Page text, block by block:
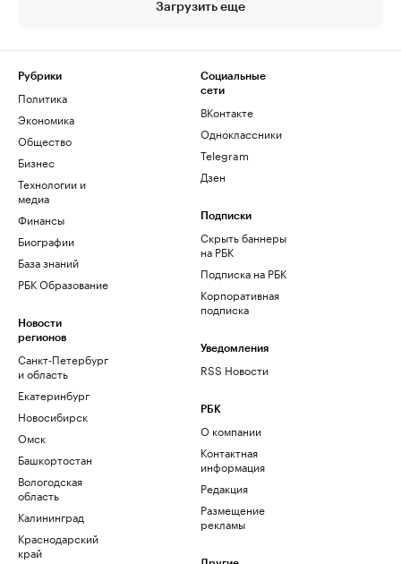
Загрузить еще
Рубрики
Политика
Экономика
Общество
Бизнес
Технологии и
медиа
Финансы
Биографии
База знаний
РБК Образование
Новости
регионов
Санкт-Петербург
и область
Екатеринбург
Новосибирск
Омск
Башкортостан
Вологодская
область
Калининград
Краснодарский
край
Социальные
сети
ВКонтакте
Одноклассники
Telegram
Дзен
Подписки
Скрыть баннеры
на РБК
Подписка на РБК
Корпоративная
подписка
Уведомления
RSS Новости
РБК
О компании
Контактная
информация
Редакция
Размещение
рекламы